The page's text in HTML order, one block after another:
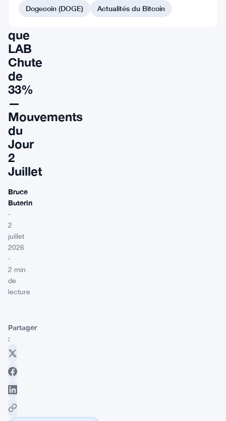
60,14%
tandis
que
LAB
Chute
de
33%
—
Mouvements
du
Jour
2
Juillet
Bruce
Buterin
·
2
juillet
2026
·
2 min
de
lecture
Partager
:
Dogecoin (DOGE)
Actualités du Bitcoin